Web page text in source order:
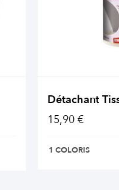
Détachant
15,90 €
1 COLORIS